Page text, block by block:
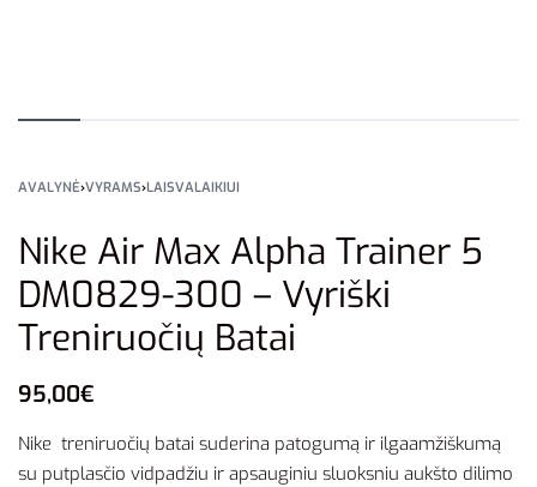
AVALYNĖ›VYRAMS›LAISVALAIKIUI
Nike Air Max Alpha Trainer 5
DM0829-300 – Vyriški
Treniruočių Batai
95,00€
Nike treniruočių batai suderina patogumą ir ilgaamžiškumą
su putplasčio vidpadžiu ir apsauginiu sluoksniu aukšto dilimo